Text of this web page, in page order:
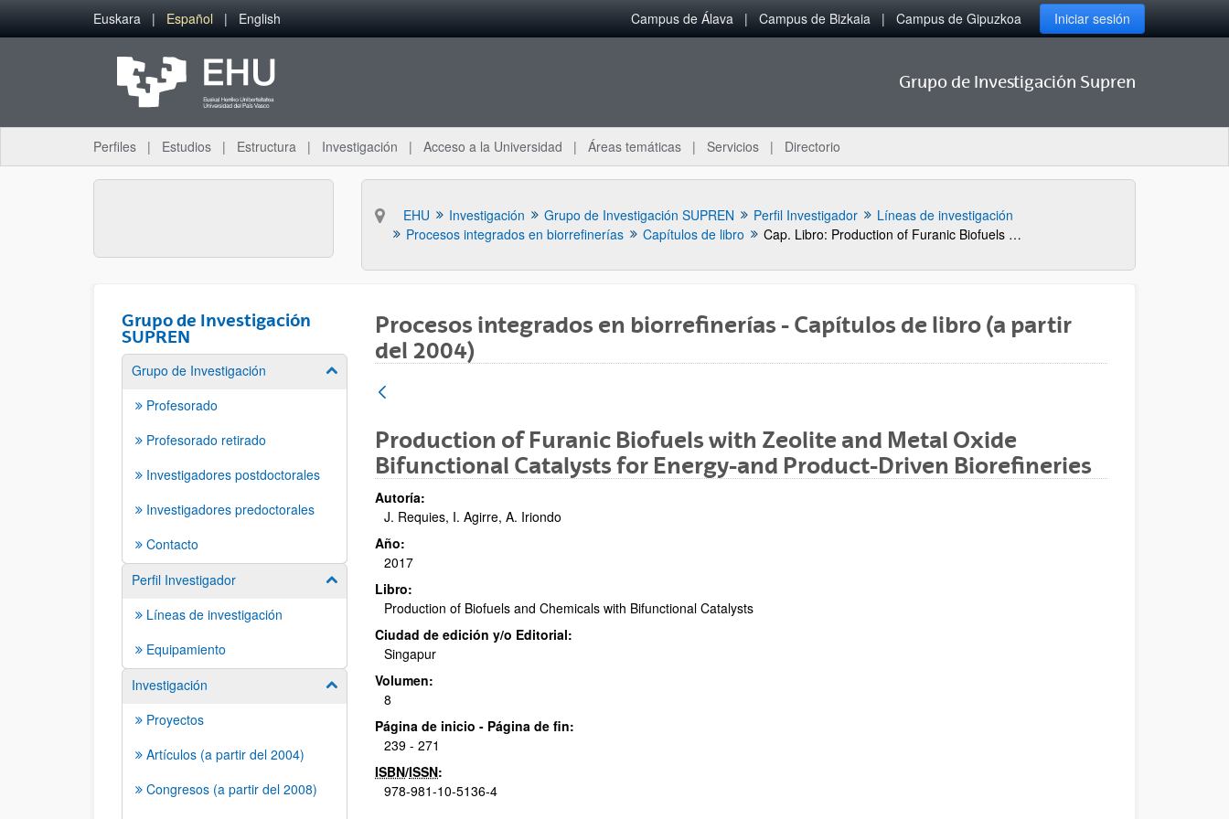
Saltar al contenido principal
Euskara Español English Campus de Álava Campus de Bizkaia Campus de Gipuzkoa Iniciar sesión
Grupo de Investigación Supren
Perfiles Estudios Estructura Investigación Acceso a la Universidad Áreas temáticas Servicios Directorio
EHU Investigación Grupo de Investigación SUPREN Perfil Investigador
Líneas de investigación
Procesos integrados en biorrefinerías
Capítulos de libro Cap. Libro: Production of Furanic Biofuels with Zeolite and Metal Oxide Bifunctional Catalysts for Energy-and Product-Driven Biorefineries
Grupo de Investigación
SUPREN
Grupo de Investigación Mostrar/ocultar subpáginas
Profesorado
Profesorado retirado
Investigadores postdoctorales
Investigadores predoctorales
Contacto
Perfil Investigador
Mostrar/ocultar subpáginas
Líneas de investigación
Equipamiento
Investigación
Mostrar/ocultar subpáginas
Proyectos
Artículos (a partir del 2004)
Congresos (a partir del 2008)
Procesos integrados en biorrefinerías - Capítulos de libro (a partir
del 2004)
Production of Furanic Biofuels with Zeolite and Metal Oxide
Bifunctional Catalysts for Energy-and Product-Driven Biorefineries
Autoría:
J. Requies, I. Agirre, A. Iriondo
Año:
2017
Libro:
Production of Biofuels and Chemicals with Bifunctional Catalysts
Ciudad de edición y/o Editorial:
Singapur
Volumen:
8
Página de inicio - Página de fin:
239 - 271
ISBN/ISSN:
978-981-10-5136-4